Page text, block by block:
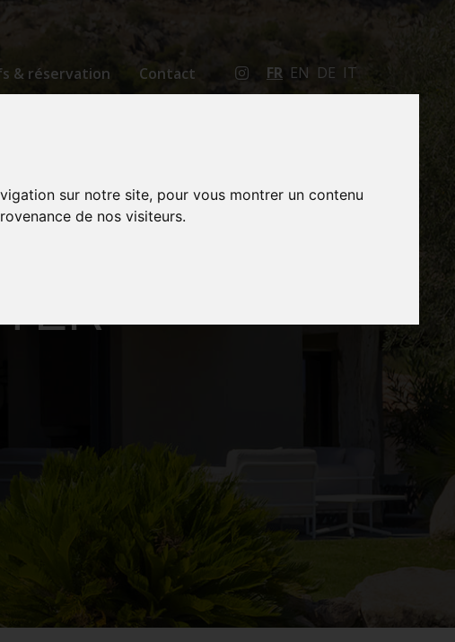
sur notre site, pour vous montrer un contenu
de nos visiteurs.
& réservation Contact FR EN DE IT